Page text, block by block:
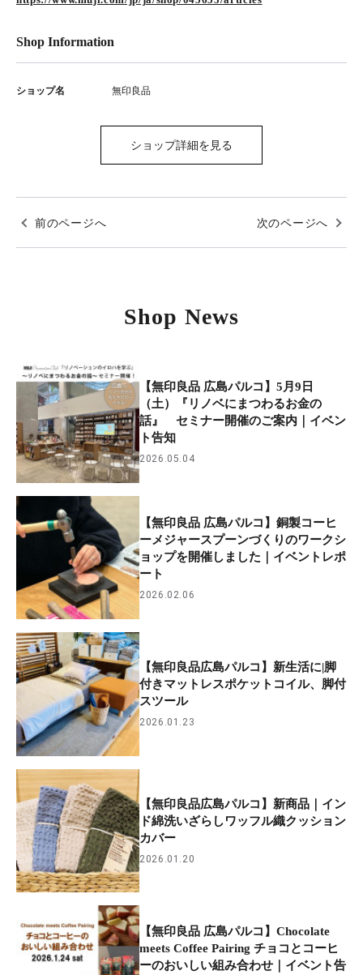
Shop Information
ショップ名 無印良品
ショップ詳細を見る
前のページへ 次のページへ
Shop News
【無印良品 広島パルコ】5月9日
（土）『リノベにまつわるお金の
話』 セミナー開催のご案内｜イベン
ト告知
2026.05.04
【無印良品 広島パルコ】銅製コーヒ
ーメジャースプーンづくりのワークシ
ョップを開催しました｜イベントレポ
ート
2026.02.06
【無印良品広島パルコ】新生活に|脚
付きマットレスポケットコイル、脚付
スツール
2026.01.23
【無印良品広島パルコ】新商品｜イン
ド綿洗いざらしワッフル織クッション
カバー
2026.01.20
【無印良品 広島パルコ】Chocolate
meets Coffee Pairing チョコとコーヒ
ーのおいしい組み合わせ｜イベント告